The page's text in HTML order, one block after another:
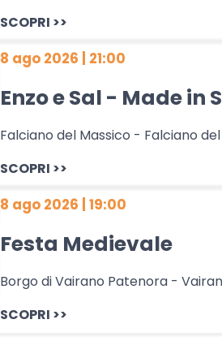
SCOPRI >>
8 ago 2026 | 21:00
Enzo e Sal - Made in
Falciano del Massico - Falciano
SCOPRI >>
8 ago 2026 | 19:00
Festa Medievale
Borgo di Vairano Patenora -
SCOPRI >>